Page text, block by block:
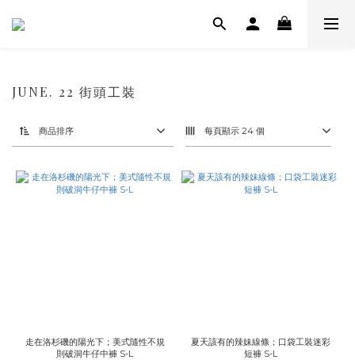
JUNE. 22 街頭工裝
商品排序 每頁顯示 24 個
走在洛杉磯的陽光下；美式隨性不規
則破洞牛仔中褲 S-L
夏天該有的辣妹線條；口袋工裝迷彩
短褲 S-L